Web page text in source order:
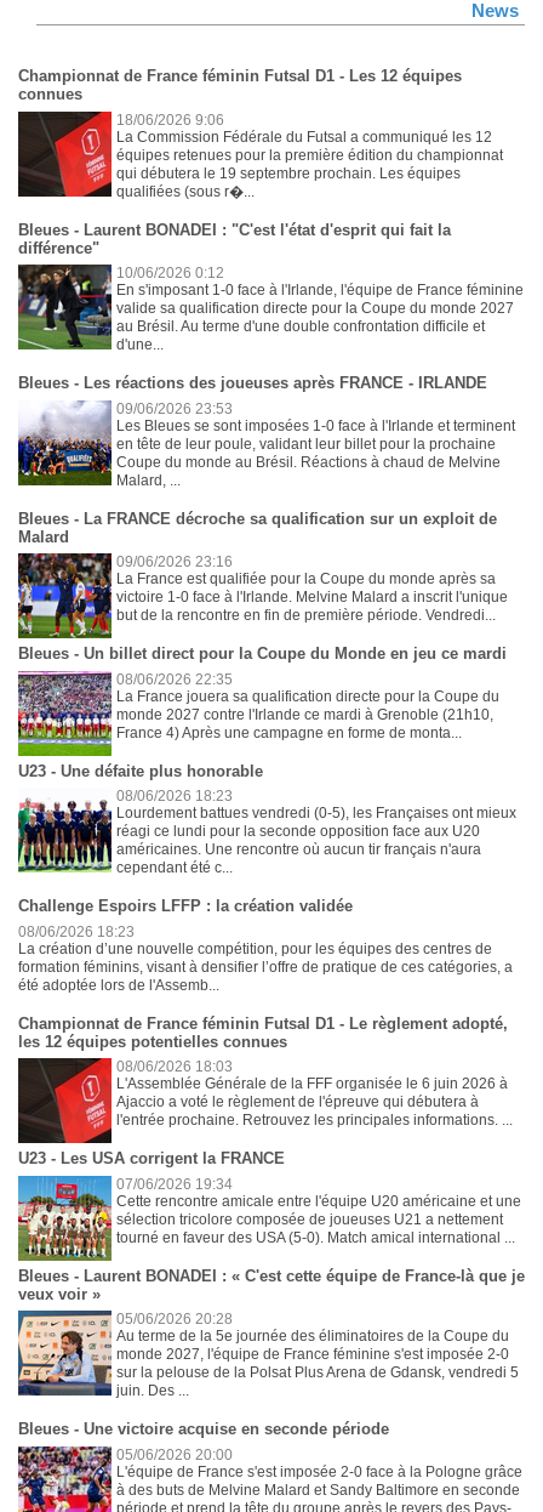
News
Championnat de France féminin Futsal D1 - Les 12 équipes
connues
18/06/2026 9:06
La Commission Fédérale du Futsal a communiqué les 12
équipes retenues pour la première édition du championnat
qui débutera le 19 septembre prochain. Les équipes
qualifiées (sous r�...
Bleues - Laurent BONADEI : "C'est l'état d'esprit qui fait la
différence"
10/06/2026 0:12
En s'imposant 1-0 face à l'Irlande, l'équipe de France féminine
valide sa qualification directe pour la Coupe du monde 2027
au Brésil. Au terme d'une double confrontation difficile et
d'une...
Bleues - Les réactions des joueuses après FRANCE - IRLANDE
09/06/2026 23:53
Les Bleues se sont imposées 1-0 face à l'Irlande et terminent
en tête de leur poule, validant leur billet pour la prochaine
Coupe du monde au Brésil. Réactions à chaud de Melvine
Malard, ...
Bleues - La FRANCE décroche sa qualification sur un exploit de
Malard
09/06/2026 23:16
La France est qualifiée pour la Coupe du monde après sa
victoire 1-0 face à l'Irlande. Melvine Malard a inscrit l'unique
but de la rencontre en fin de première période. Vendredi...
Bleues - Un billet direct pour la Coupe du Monde en jeu ce mardi
08/06/2026 22:35
La France jouera sa qualification directe pour la Coupe du
monde 2027 contre l'Irlande ce mardi à Grenoble (21h10,
France 4) Après une campagne en forme de monta...
U23 - Une défaite plus honorable
08/06/2026 18:23
Lourdement battues vendredi (0-5), les Françaises ont mieux
réagi ce lundi pour la seconde opposition face aux U20
américaines. Une rencontre où aucun tir français n'aura
cependant été c...
Challenge Espoirs LFFP : la création validée
08/06/2026 18:23
La création d’une nouvelle compétition, pour les équipes des centres de
formation féminins, visant à densifier l’offre de pratique de ces catégories, a
été adoptée lors de l'Assemb...
Championnat de France féminin Futsal D1 - Le règlement adopté,
les 12 équipes potentielles connues
08/06/2026 18:03
L'Assemblée Générale de la FFF organisée le 6 juin 2026 à
Ajaccio a voté le règlement de l'épreuve qui débutera à
l'entrée prochaine. Retrouvez les principales informations. ...
U23 - Les USA corrigent la FRANCE
07/06/2026 19:34
Cette rencontre amicale entre l'équipe U20 américaine et une
sélection tricolore composée de joueuses U21 a nettement
tourné en faveur des USA (5-0). Match amical international ...
Bleues - Laurent BONADEI : « C'est cette équipe de France-là que je
veux voir »
05/06/2026 20:28
Au terme de la 5e journée des éliminatoires de la Coupe du
monde 2027, l'équipe de France féminine s'est imposée 2-0
sur la pelouse de la Polsat Plus Arena de Gdansk, vendredi 5
juin. Des ...
Bleues - Une victoire acquise en seconde période
05/06/2026 20:00
L'équipe de France s'est imposée 2-0 face à la Pologne grâce
à des buts de Melvine Malard et Sandy Baltimore en seconde
période et prend la tête du groupe après le revers des Pays-